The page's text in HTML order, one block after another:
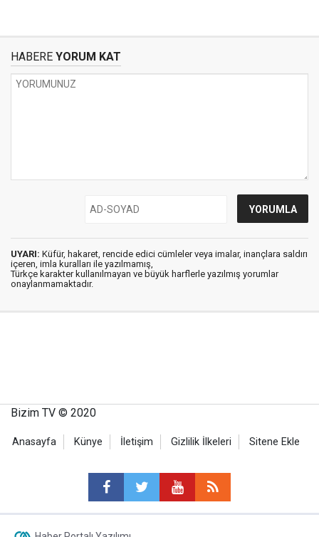
HABERE YORUM KAT
UYARI: Küfür, hakaret, rencide edici cümleler veya imalar, inançlara saldırı
içeren, imla kuralları ile yazılmamış,
Türkçe karakter kullanılmayan ve büyük harflerle yazılmış yorumlar
onaylanmamaktadır.
Bizim TV © 2020
Anasayfa Künye İletişim Gizlilik İlkeleri Sitene Ekle